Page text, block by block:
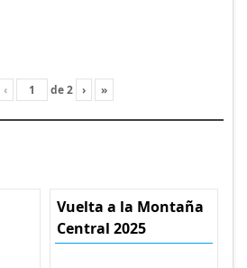
‹ de2 › »
Vuelta a la Montaña
Central 2025